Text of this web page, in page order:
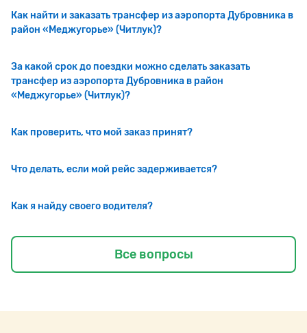
Как найти и заказать трансфер из аэропорта Дубровника в
район «Меджугорье» (Читлук)?
За какой срок до поездки можно сделать заказать
трансфер из аэропорта Дубровника в район
«Меджугорье» (Читлук)?
Как проверить, что мой заказ принят?
Что делать, если мой рейс задерживается?
Как я найду своего водителя?
Все вопросы